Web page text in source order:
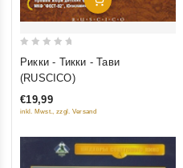
5
Рикки - Тикки - Тави
(RUSCICO)
€19,99
inkl. Mwst., zzgl. Versand